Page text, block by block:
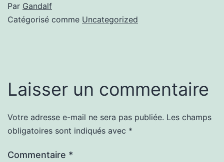
Par Gandalf
Catégorisé comme Uncategorized
Laisser un commentaire
Votre adresse e-mail ne sera pas publiée. Les champs
obligatoires sont indiqués avec *
Commentaire *